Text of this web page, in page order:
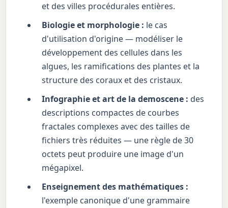
et des villes procédurales entières.
Biologie et morphologie : le cas
d'utilisation d'origine — modéliser le
développement des cellules dans les
algues, les ramifications des plantes et la
structure des coraux et des cristaux.
Infographie et art de la demoscene : des
descriptions compactes de courbes
fractales complexes avec des tailles de
fichiers très réduites — une règle de 30
octets peut produire une image d'un
mégapixel.
Enseignement des mathématiques :
l'exemple canonique d'une grammaire